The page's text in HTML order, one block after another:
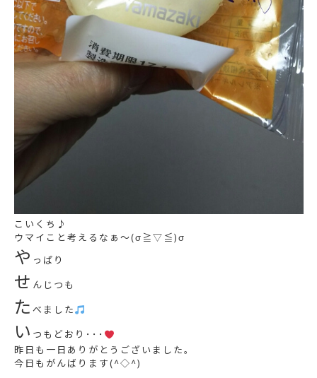
こいくち♪
ウマイこと考えるなぁ～(σ≧▽≦)σ
や っぱり
せ んじつも
た べました
い つもどおり･･･
昨日も一日ありがとうございました。
今日もがんばります(^◇^)